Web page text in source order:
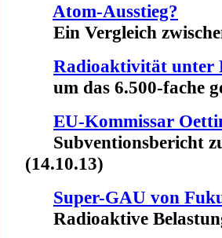
Atom-Ausstieg?
Ein Vergleich
Radioaktivität unter
um das 6.500-fache
EU-Kommissar
Subventionsbericht
(14.10.13)
Super-GAU von
Radioaktive